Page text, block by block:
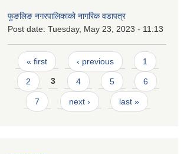
फुङलिङ नगरपालिकाको नागरिक वडापत्र
Post date: Tuesday, May 23, 2023 - 11:13
Pages
« first ‹ previous 1
2 3 4 5 6
7 next › last »